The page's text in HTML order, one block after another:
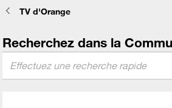
TV d'Orange
Recherchez dans la